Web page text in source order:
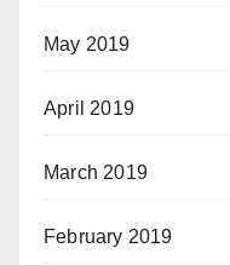
May 2019
April 2019
March 2019
February 2019